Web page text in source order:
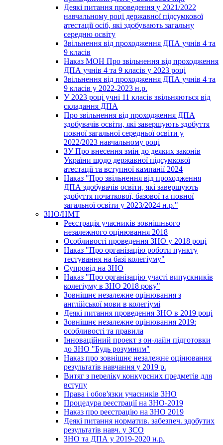
Деякі питання проведення у 2021/2022
навчальному році державної підсумкової
атестації осіб, які здобувають загальну
середню освіту
Звільнення від проходження ДПА учнів 4 та
9 класів
Наказ МОН Про звільнення від проходження
ДПА учнів 4 та 9 класів у 2023 році
Звільнення від проходження ДПА учнів 4 та
9 класів у 2022-2023 н.р.
У 2023 році учні 11 класів звільняються від
складання ДПА
Про звільнення від проходження ДПА
здобувачів освіти, які завершують здобуття
повної загальної середньої освіти у
2022/2023 навчальному році
ЗУ Про внесення змін до деяких законів
України щодо державної підсумкової
атестації та вступної кампанії 2024
Наказ "Про звільнення від проходження
ДПА здобувачів освіти, які завершують
здобуття початкової, базової та повної
загальної освіти у 2023/2024 н.р."
ЗНО/НМТ
Реєстрація учасників зовнішнього
незалежного оцінювання 2018
Особливості проведення ЗНО у 2018 році
Наказ "Про організацію роботи пункту
тестування на базі колегіуму"
Супровід на ЗНО
Наказ "Про організацію участі випускників
колегіуму в ЗНО 2018 року"
Зовнішнє незалежне оцінювання з
англійської мови в колегіумі
Деякі питання проведення ЗНО в 2019 році
Зовнішнє незалежне оцінювання 2019:
особливості та правила
Інноваційний проект з он-лайн підготовки
до ЗНО "Будь розумним"
Наказ про зовнішнє незалежне оцінювання
результатів навчання у 2019 р.
Витяг з переліку конкурсних предметів для
вступу
Права і обов'язки учасників ЗНО
Процедура реєстрації на ЗНО-2019
Наказ про реєстрацію на ЗНО 2019
Деякі питання норматив. забезпеч. здобутих
результатів навч. у ЗСО
ЗНО та ДПА у 2019-2020 н.р.